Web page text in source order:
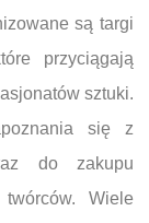
są targi
przyciągają
sztuki.
się z
do zakupu
Wiele